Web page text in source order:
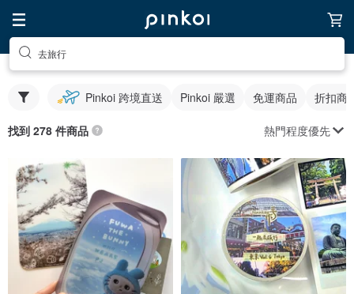
去旅行
Pinkoi 跨境直送 Pinkoi 嚴選 免運商品 折扣商
找到 278 件商品 熱門程度優先